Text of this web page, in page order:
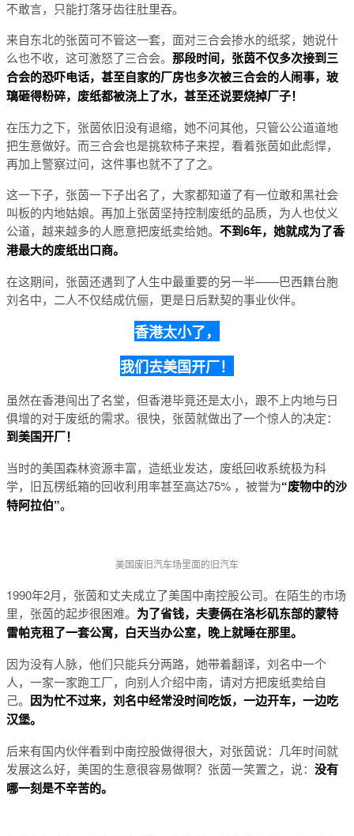
不敢言，只能打落牙齿往肚里吞。
来自东北的张茵可不管这一套，面对三合会掺水的纸浆，她说什
么也不收，这可激怒了三合会。 那段时间，张茵不仅多次接到三
合会的恐吓电话，甚至自家的厂房也多次被三合会的人闹事，玻
璃砸得粉碎，废纸都被浇上了水，甚至还说要烧掉厂子！
在压力之下，张茵依旧没有退缩，她不问其他，只管公公道道地
把生意做好。而三合会也是挑软柿子来捏，看着张茵如此彪悍，
再加上警察过问，这件事也就不了了之。
这一下子，张茵一下子出名了，大家都知道了有一位敢和黑社会
叫板的内地姑娘。再加上张茵坚持控制废纸的品质，为人也仗义
公道，越来越多的人愿意把废纸卖给她。 不到6年，她就成为了香
港最大的废纸出口商。
在这期间，张茵还遇到了人生中最重要的另一半——巴西籍台胞
刘名中，二人不仅结成伉俪，更是日后默契的事业伙伴。
香港太小了，
我们去美国开厂！
虽然在香港闯出了名堂，但香港毕竟还是太小，跟不上内地与日
俱增的对于废纸的需求。很快，张茵就做出了一个惊人的决定：
到美国开厂！
当时的美国森林资源丰富，造纸业发达，废纸回收系统极为科
学，旧瓦楞纸箱的回收利用率甚至高达75% ，被誉为“废物中的沙
特阿拉伯”。
美国废旧汽车场里面的旧汽车
1990年2月，张茵和丈夫成立了美国中南控股公司。在陌生的市场
里，张茵的起步很困难。 为了省钱，夫妻俩在洛杉矶东部的蒙特
雷帕克租了一套公寓，白天当办公室，晚上就睡在那里。
因为没有人脉，他们只能兵分两路，她带着翻译，刘名中一个
人，一家一家跑工厂，向别人介绍中南，请对方把废纸卖给自
己。 因为忙不过来，刘名中经常没时间吃饭，一边开车，一边吃
汉堡。
后来有国内伙伴看到中南控股做得很大，对张茵说：几年时间就
发展这么好，美国的生意很容易做啊？张茵一笑置之，说： 没有
哪一刻是不辛苦的。